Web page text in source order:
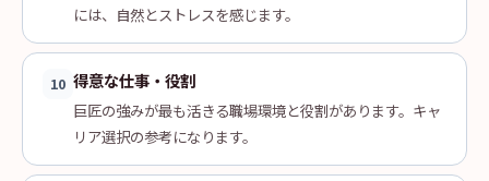
には、自然とストレスを感じます。
10 得意な仕事・役割
巨匠の強みが最も活きる職場環境と役割があります。キャ
リア選択の参考になります。